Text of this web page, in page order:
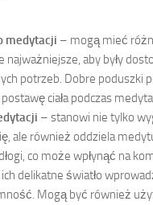
medytacji – mogą mieć
najważniejsze, aby były
potrzeb. Dobre poduszki
ciała podczas
– stanowi nie tylko
ale również oddziela
co może wpłynąć na
delikatne światło
Mogą być również